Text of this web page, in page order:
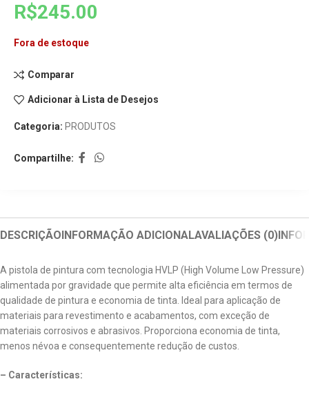
R$245.00
Fora de estoque
Comparar
Adicionar à Lista de Desejos
Categoria: PRODUTOS
Compartilhe:
DESCRIÇÃOINFORMAÇÃO ADICIONALAVALIAÇÕES (0)
A pistola de pintura com tecnologia HVLP (High Volume Low Pressure)
alimentada por gravidade que permite alta eficiência em termos de
qualidade de pintura e economia de tinta. Ideal para aplicação de
materiais para revestimento e acabamentos, com exceção de
materiais corrosivos e abrasivos. Proporciona economia de tinta,
menos névoa e consequentemente redução de custos.
– Características: